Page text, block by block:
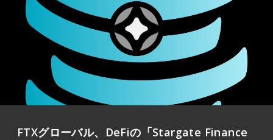
FTXグローバル、DeFiの「Stargate Finance